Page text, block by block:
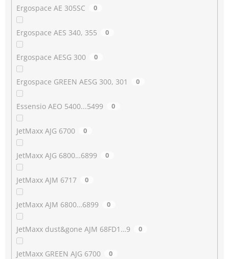
Ergospace AE 305SC 0
Ergospace AES 340, 355 0
Ergospace AESG 300 0
Ergospace GREEN AESG 300, 301 0
Essensio AEO 5400...5499 0
JetMaxx AJG 6700 0
JetMaxx AJG 6800…6899 0
JetMaxx AJM 6717 0
JetMaxx AJM 6800…6899 0
JetMaxx dust&gone AJM 68FD1…9 0
JetMaxx GREEN AJG 6700 0